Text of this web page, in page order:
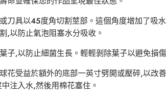
刀具以45度角切割莖部。這個角度增加了吸
,以防止氣泡阻塞水分吸收。
子,以防止細菌生長。輕輕剝除葉子以避免損
花受益於額外的底部一英寸劈開或壓碎,以改
注入水,然後用棉花塞住。